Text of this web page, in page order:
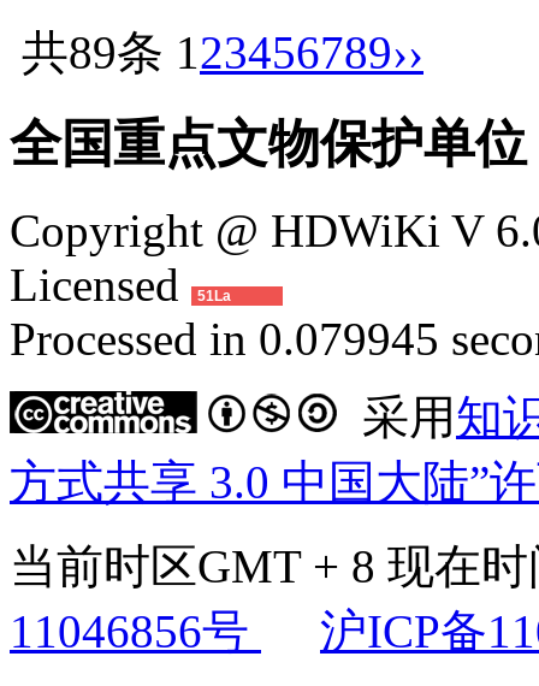
共89条 123456789››
全国重点文物保护单位
Copyright @ HDWiKi V
Licensed
51La
Processed in 0.079945
采用知
方式共享 3.0 中国大陆”
当前时区GMT + 8 现在
11046856号
沪ICP备